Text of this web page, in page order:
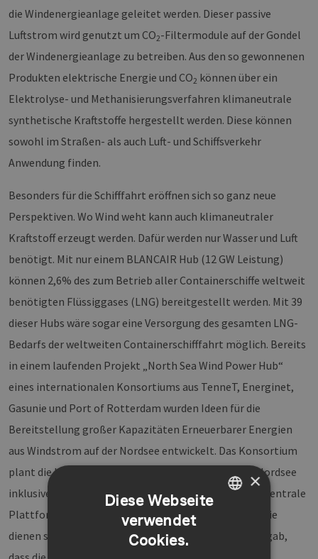
die Windenergieanlage geleitet werden. Dieser passive
Luftstrom wird genutzt um CO2-Filtermodule auf der Gondel
der Windenergieanlage zu betreiben. Aus den so gewonnenen
Produkten elektrische Energie und CO2 können über ein
Elektrolyse- und Methanisierungsverfahren klimaneutrale
synthetische Kraftstoffe hergestellt werden. Diese können
sowohl im Straßen- als auch Luft- und Schiffsverkehr
Anwendung finden.
Besonders für die Schifffahrt eröffnen sich so ganz neue
Perspektiven. Wo Wind weht kann auch klimaneutraler
Kraftstoff erzeugt werden. Dafür werden nur Wasser und Luft
benötigt. Mit nur einem BLANCAIR Hub (12 GW Leistung)
können 2,6% des zum Betrieb aller Containerschiffe weltweit
benötigten Flüssiggases (LNG) bereitgestellt werden. Mit 39
dieser Hubs wäre sogar eine Versorgung des gesamten LNG-
Bedarfs der weltweiten Containerschifffahrt möglich. Bereits
in einem laufenden Projekt „North Sea Wind Power Hub“
eines internationalen Konsortiums aus TenneT, Energinet,
Gasunie und Port of Rotterdam wurden Ideen für die
Bereitstellung großer Kapazitäten Erneuerbarer Energien
aus Windstrom auf der Nordsee entwickelt. Das Konsortium
plant die Umsetzung von riesigen Windparks in der Nordsee
inklusive großer Windenergie-Verteilkreuzen, die als zentrale
Plattformen für die Transportinfrastruktur der Energie
dienen sollen. Eine im Voraus durchgeführte Studie ergab,
×
Diese Webseite
verwendet
Cookies.